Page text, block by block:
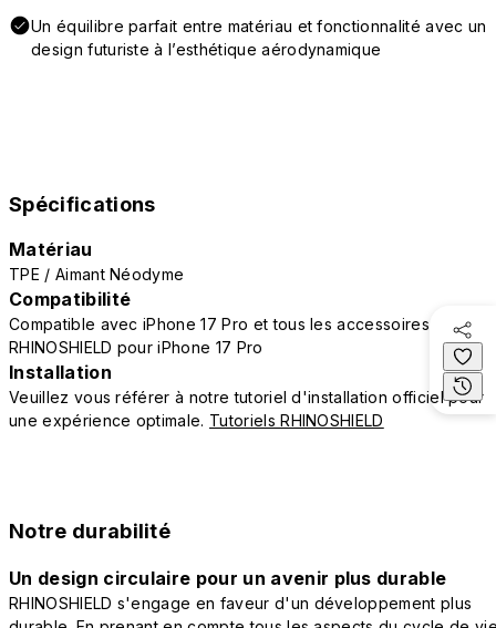
Un équilibre parfait entre matériau et fonctionnalité avec un
design futuriste à l’esthétique aérodynamique
Spécifications
Matériau
TPE / Aimant Néodyme
Compatibilité
Compatible avec iPhone 17 Pro et tous les accessoires
RHINOSHIELD pour iPhone 17 Pro
Installation
Veuillez vous référer à notre tutoriel d'installation officiel pour
une expérience optimale. Tutoriels RHINOSHIELD
Notre durabilité
Un design circulaire pour un avenir plus durable
RHINOSHIELD s'engage en faveur d'un développement plus